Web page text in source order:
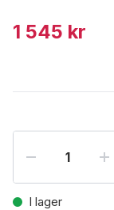
1 545 kr
I lager